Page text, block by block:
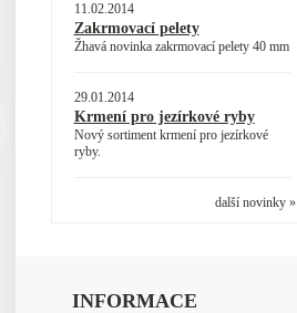
11.02.2014
Zakrmovací pelety
Žhavá novinka zakrmovací pelety 40 mm
29.01.2014
Krmení pro jezírkové ryby
Nový sortiment krmení pro jezírkové
ryby.
další novinky »
INFORMACE